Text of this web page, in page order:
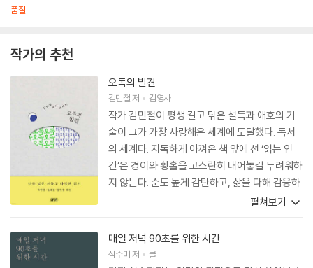
품절
작가의 추천
오독의 발견
김민철저 김영사
작가 김민철이 평생 갈고 닦은 설득과 애호의 기
술이 그가 가장 사랑해온 세계에 도달했다. 독서
의 세계다. 지독하게 아껴온 책 앞에 선 ‘읽는 인
간’은 경이와 황홀을 고스란히 내어놓길 두려워하
지 않는다. 순도 높게 감탄하고, 삶을 다해 감응하
는 감수성은 참으로 탐나는 것이라 이 책을 읽는
을 가진 작가가 밑줄 그은 책들이 이 안에 있다. 잘
못 읽거나 틀리게 읽는다는 ‘오독’을 내세워 독해
펼쳐보기
매일 저녁 90초를 위한 시간
심수미저 클